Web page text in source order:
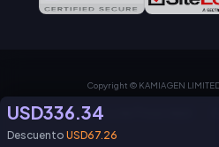
Copyright © KAMIAGEN
Política de Privacidad
USD336.34
Descuento USD67.26